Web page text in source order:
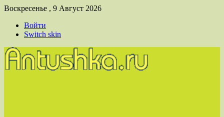
Воскресенье , 9 Август 2026
Войти
Switch skin